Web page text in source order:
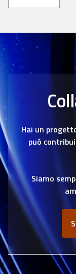
Hai un
può
Siamo